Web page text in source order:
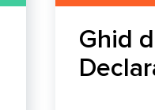
Ghid